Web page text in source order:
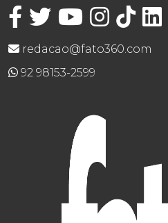
redacao@fato360.com
92 98153-2599